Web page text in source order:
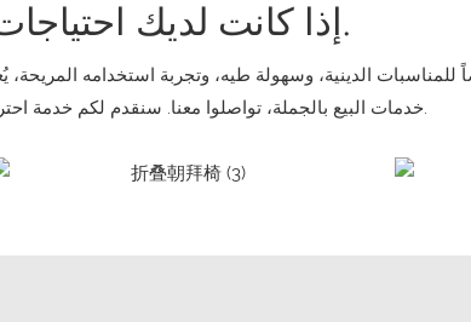
إذا كانت لديك احتياجات الجملة، يرجى الاتصال بنا.
الدينية، وسهولة طيه، وتجربة استخدامه المريحة،
خدمات البيع بالجملة، تواصلوا معنا. سنقدم لكم خدمة احترافية ومنتجات عالية الجودة لجعل حياتكم الدينية أكثر راحةً وراحة.